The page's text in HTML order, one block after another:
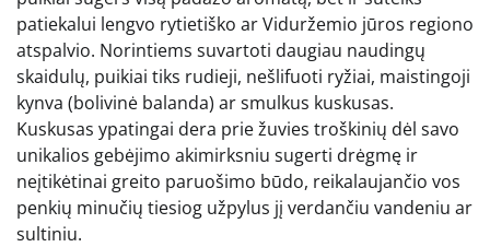
patiekalui lengvo rytietiško ar Viduržemio jūros regiono
atspalvio. Norintiems suvartoti daugiau naudingų
skaidulų, puikiai tiks rudieji, nešlifuoti ryžiai, maistingoji
kynva (bolivinė balanda) ar smulkus kuskusas.
Kuskusas ypatingai dera prie žuvies troškinių dėl savo
unikalios gebėjimo akimirksniu sugerti drėgmę ir
neįtikėtinai greito paruošimo būdo, reikalaujančio vos
penkių minučių tiesiog užpylus jį verdančiu vandeniu ar
sultiniu.